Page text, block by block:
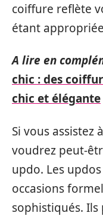
coiffure reflète
étant
A lire en
chic : des
chic et élégante
Si vous assistez
voudrez peut-
updo. Les
occasions
sophistiqués.